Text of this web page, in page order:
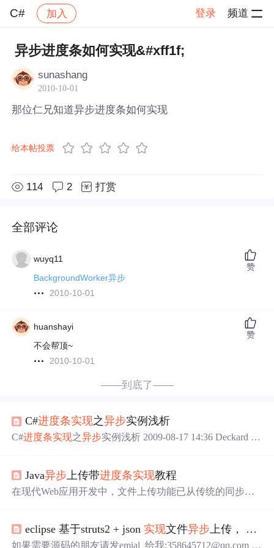
C# 加入 登录 频道
社区 C# 帖子详情
异步进度条如何实现&#xff1f;
sunashang
2010-10-01
那位仁兄知道异步进度条如何实现
给本帖投票
114 2 打赏
全部评论
wuyq11
BackgroundWorker异步
2010-10-01
赞
huanshayi
不会帮顶~
2010-10-01
赞
——到底了——
C#进度条实现之异步实例浅析
C#进度条实现之异步实例浅析 2009-08-17 14:36 Deckard 博
么呢？那么本文就向你介绍C#进度条实现
体事宜。 A
Java异步 上传带进度条实现教程
在现代Web应用开发中，文件上传功能已从传统的同步请
x、Fetch API等技术实现，使文件传输过程不再阻塞页面渲
染，同时支持实时上传进度反馈，极大增强了用户交互体
eclipse 基于struts2 + json 实现文件异步 上传， 显示
如果需要源码的朋友请发emial 给我:358645712@qq.com 在